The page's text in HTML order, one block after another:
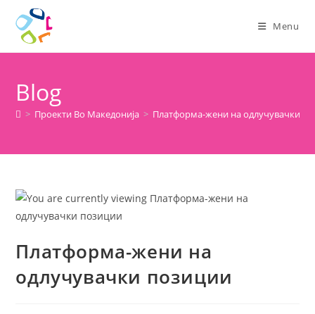
Menu
Blog
> Проекти Во Македонија > Платформа-жени на одлучувачки
Платформа-жени на
одлучувачки позиции